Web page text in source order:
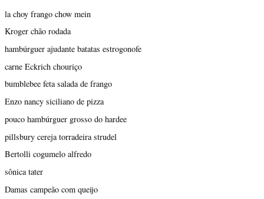
la choy frango chow mein
Kroger chão rodada
hambúrguer ajudante batatas estrogonofe
carne Eckrich chouriço
bumblebee feta salada de frango
Enzo nancy siciliano de pizza
pouco hambúrguer grosso do hardee
pillsbury cereja torradeira strudel
Bertolli cogumelo alfredo
sônica tater
Damas campeão com queijo